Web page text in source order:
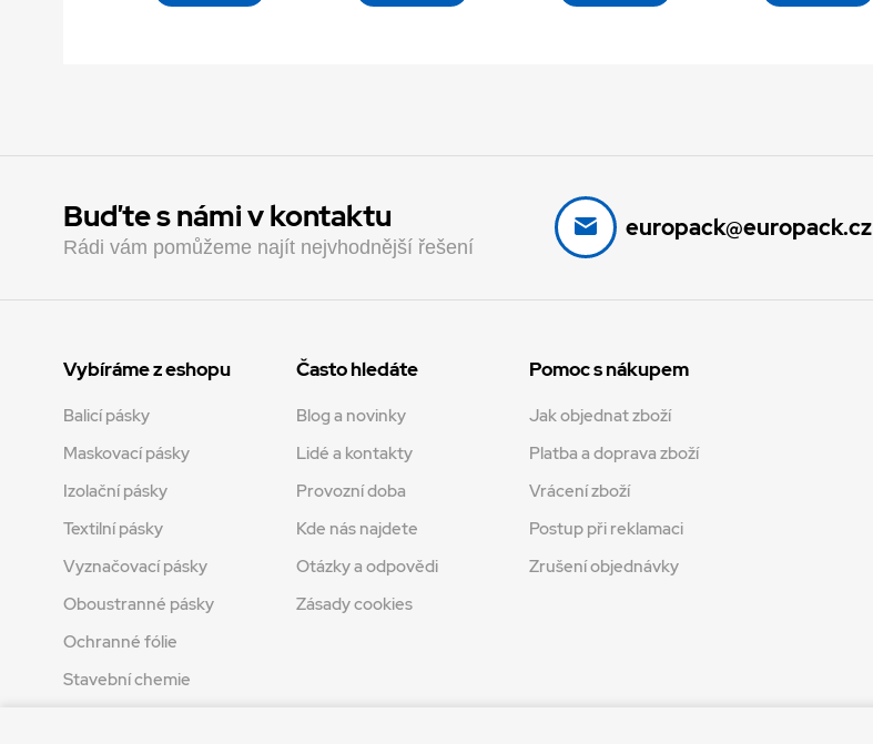
Buďte s námi v kontaktu
Rádi vám pomůžeme najít nejvhodnější řešení
europack@europack.cz
Vybíráme z eshopu
Balicí pásky
Maskovací pásky
Izolační pásky
Textilní pásky
Vyznačovací pásky
Oboustranné pásky
Ochranné fólie
Stavební chemie
Často hledáte
Blog a novinky
Lidé a kontakty
Provozní doba
Kde nás najdete
Otázky a odpovědi
Zásady cookies
Pomoc s nákupem
Jak objednat zboží
Platba a doprava zboží
Vrácení zboží
Postup při reklamaci
Zrušení objednávky